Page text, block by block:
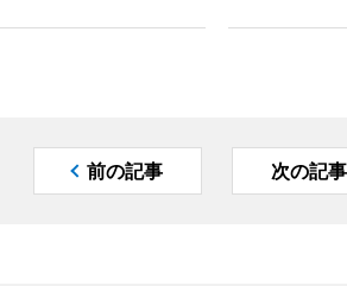
前の記事 次の記事